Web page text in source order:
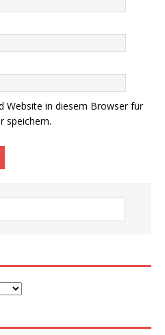
Website in diesem Browser für
speichern.